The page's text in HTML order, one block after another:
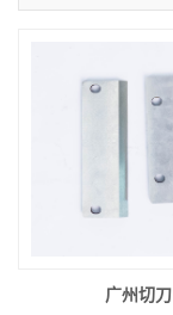
广州切刀